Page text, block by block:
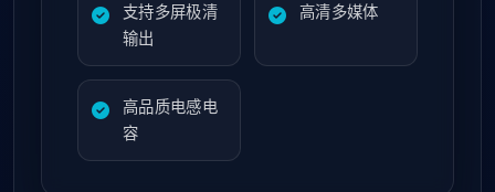
支持多屏极清
输出
高清多媒体
高品质电感电
容